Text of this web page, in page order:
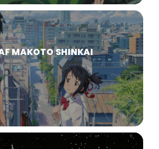
MAKOTO SHINKAI